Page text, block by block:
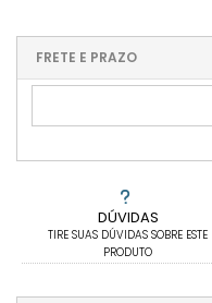
DÚVIDAS
TIRE SUAS DÚVIDAS SOBRE ESTE
PRODUTO
...
FRETE E PRAZO